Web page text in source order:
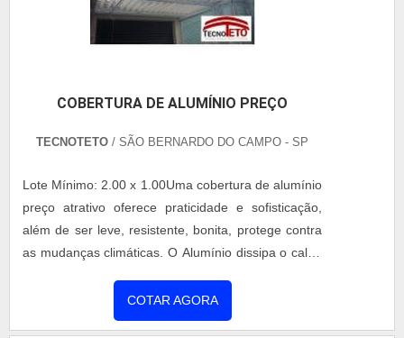
as melhores condições para quem deseja achar o
que precisa para manutenções em coberturas
coberturas metálicas e telha térmica com ótima
também conta com um atendimento qualificado,
cuidadosos, que entendem a necessidade de cada
cliente. Também foram investidos valores
consideráveis em instalações de qualidade,
aumentando a eficiência da marca. A Coberzip é
uma empresa que tem sido preferência no
segmento pela seriedade e qualidade, que
garantem uma entrega de excelência de ponta a
COBERTURA DE ALUMÍNIO PREÇO
TECNOTETO / SÃO BERNARDO DO CAMPO - SP
Lote Mínimo: 2.00 x 1.00Uma cobertura de alumínio
preço atrativo oferece praticidade e sofisticação,
além de ser leve, resistente, bonita, protege contra
as mudanças climáticas. O Alumínio dissipa o calor,
fresco e arejado. A instalação dessas coberturas
devem ser feitas por empresas especializadas, com
COTAR AGORA